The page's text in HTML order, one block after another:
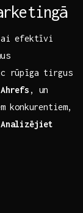
⁤efektīvi
rūpīga tirgus
Ahrefs , ⁢un ⁤
Analizējiet